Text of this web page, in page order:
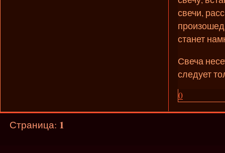
свечи,
станет
Свеча
следует
0
Страница: 1